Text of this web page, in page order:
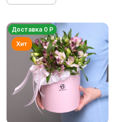
Доставка 0 Р